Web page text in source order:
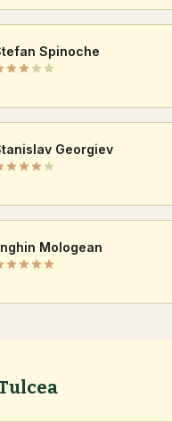
Spinoche
Georgiev
Mologean